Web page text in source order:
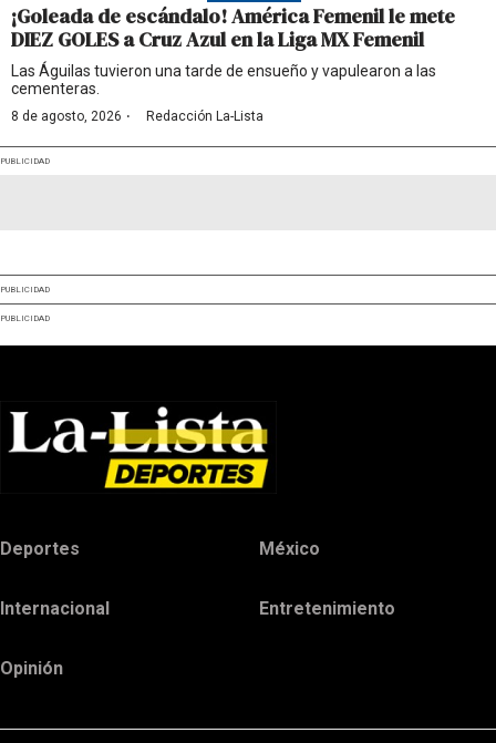
¡Goleada de escándalo! América Femenil le mete
DIEZ GOLES a Cruz Azul en la Liga MX Femenil
Las Águilas tuvieron una tarde de ensueño y vapulearon a las
cementeras.
8 de agosto, 2026 · Redacción La-Lista
PUBLICIDAD
PUBLICIDAD
PUBLICIDAD
Deportes México
Internacional Entretenimiento
Opinión